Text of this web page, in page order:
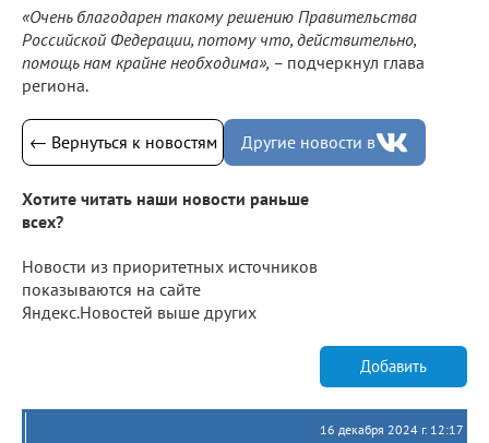
«Очень благодарен такому решению Правительства
Российской Федерации, потому что, действительно,
помощь нам крайне необходима», – подчеркнул глава
региона.
← Вернуться к новостям Другие новости в
Хотите читать наши новости раньше
всех?
Новости из приоритетных источников
показываются на сайте
Яндекс.Новостей выше других
Добавить
16 декабря 2024 г. 12:17